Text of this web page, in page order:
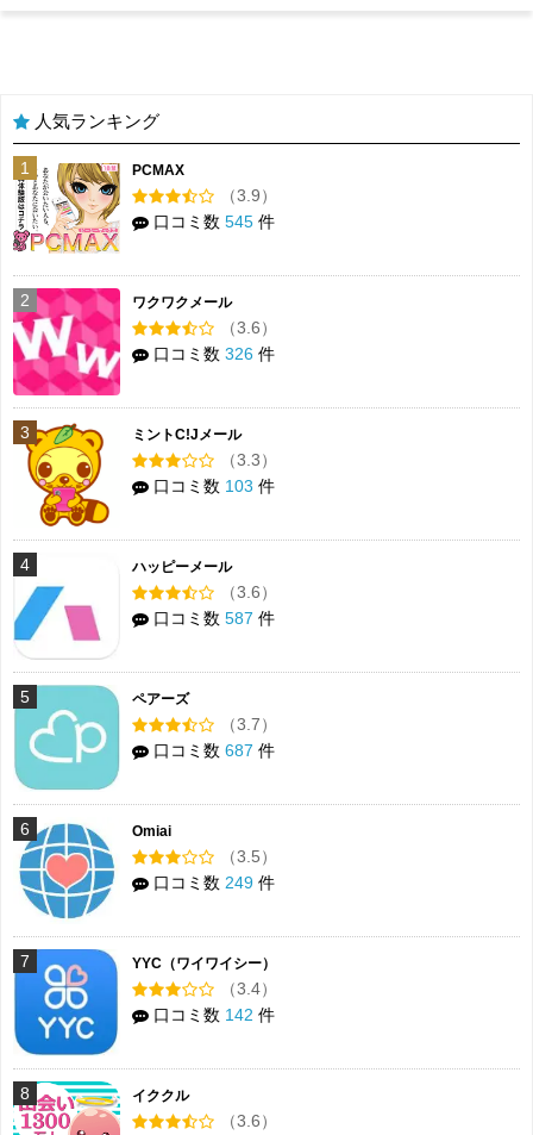
人気ランキング
1 PCMAX
（3.9）
口コミ数 545 件
2 ワクワクメール
（3.6）
口コミ数 326 件
3 ミントC!Jメール
（3.3）
口コミ数 103 件
4 ハッピーメール
（3.6）
口コミ数 587 件
5 ペアーズ
（3.7）
口コミ数 687 件
6 Omiai
（3.5）
口コミ数 249 件
7 YYC（ワイワイシー）
（3.4）
口コミ数 142 件
8 イククル
（3.6）